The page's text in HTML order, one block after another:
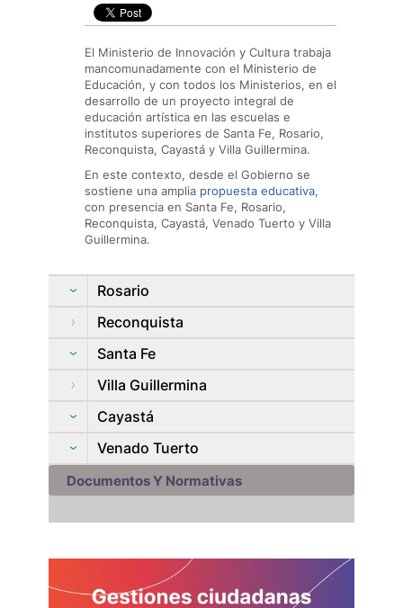
El Ministerio de Innovación y Cultura trabaja
mancomunadamente con el Ministerio de
Educación, y con todos los Ministerios, en el
desarrollo de un proyecto integral de
educación artística en las escuelas e
institutos superiores de Santa Fe, Rosario,
Reconquista, Cayastá y Villa Guillermina.
En este contexto, desde el Gobierno se
sostiene una amplia propuesta educativa,
con presencia en Santa Fe, Rosario,
Reconquista, Cayastá, Venado Tuerto y Villa
Guillermina.
Rosario
Reconquista
Santa Fe
Villa Guillermina
Cayastá
Venado Tuerto
Documentos Y Normativas